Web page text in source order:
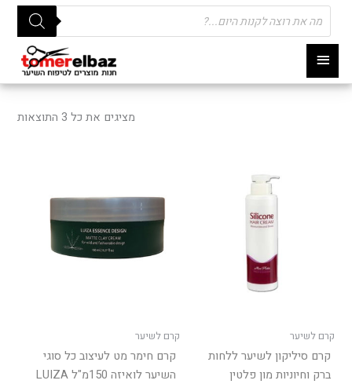
תפריט
ראשי
Products
search
מציגים את כל ⁦3⁩ התוצאות לפי
קרם לשיער
קרם סיליקון לשיער ללחות
ברק וחיוניות מון פלטין
קרם לשיער
קרם חימר מט לעיצוב כל סוגי
השיער לואיזה 150מ"ל LUIZA